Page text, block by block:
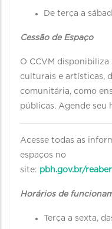
De terça a
Cessão de Espaço
O CCVM disponibiliza
culturais e artísticas,
comunitária, como
públicas. Agende seu
Acesse todas as
espaços no
site: pbh.gov.br/
Horários de
Terça a sexta,